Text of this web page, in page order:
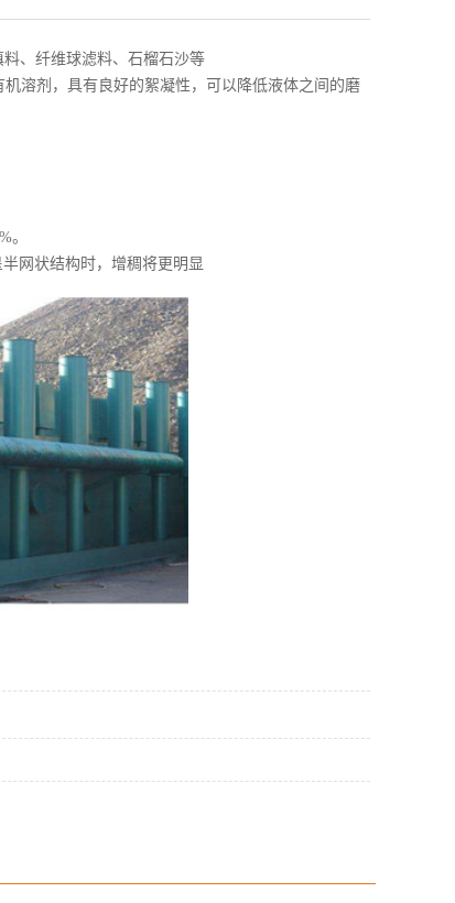
、纤维球滤料、石榴石沙等
溶剂，具有良好的絮凝性，可以降低液体之间的磨
。
网状结构时，增稠将更明显